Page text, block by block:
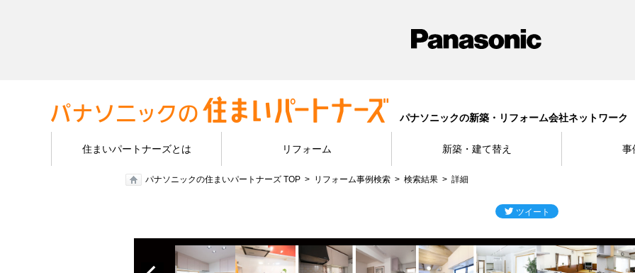
パナソニックの新築・リフォーム会社ネットワーク
住まいパートナーズとは リフォーム 新築・建て替え 事
パナソニックの住まいパートナーズ TOP リフォーム事例検索 検索結果 詳細